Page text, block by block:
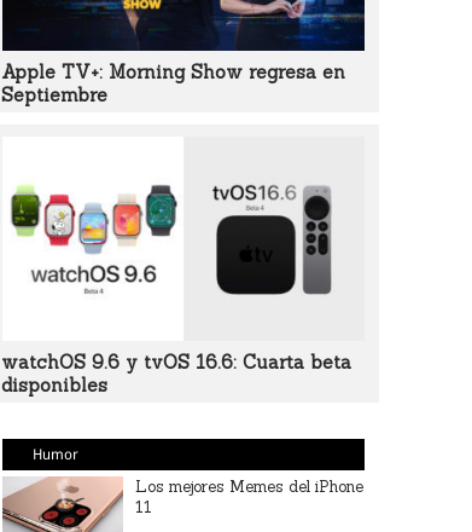
Apple TV+: Morning Show regresa en
Septiembre
watchOS 9.6 y tvOS 16.6: Cuarta beta
disponibles
Humor
Los mejores Memes del iPhone
11